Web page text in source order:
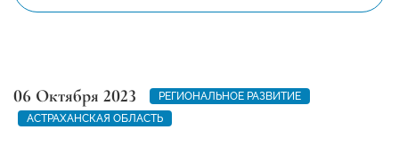
06 Октября 2023
РЕГИОНАЛЬНОЕ РАЗВИТИЕ
АСТРАХАНСКАЯ ОБЛАСТЬ